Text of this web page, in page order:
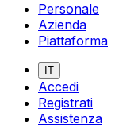
Personale
Azienda
Piattaforma
IT
Accedi
Registrati
Assistenza